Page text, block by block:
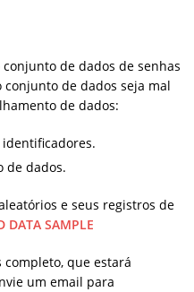
de dados de senhas
de dados seja mal
de dados:
de dados.
e seus registros de
DATA SAMPLE
que estará
um email para